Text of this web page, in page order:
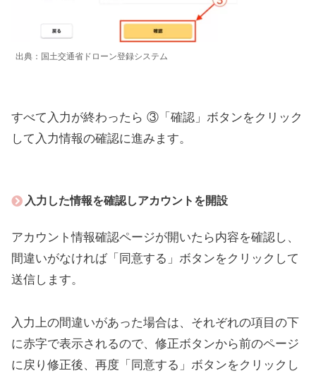
出典：国土交通省ドローン登録システム
すべて入力が終わったら ③「確認」ボタンをクリック
して入力情報の確認に進みます。
入力した情報を確認しアカウントを開設
アカウント情報確認ページが開いたら内容を確認し、
間違いがなければ「同意する」ボタンをクリックして
送信します。
入力上の間違いがあった場合は、それぞれの項目の下
に赤字で表示されるので、修正ボタンから前のページ
に戻り修正後、再度「同意する」ボタンをクリックし